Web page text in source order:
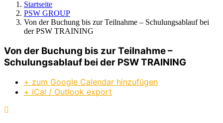
Startseite
PSW GROUP
Von der Buchung bis zur Teilnahme – Schulungsablauf bei
der PSW TRAINING
Von der Buchung bis zur Teilnahme –
Schulungsablauf bei der PSW TRAINING
+ zum Google Calendar hinzufügen
+ iCal / Outlook export